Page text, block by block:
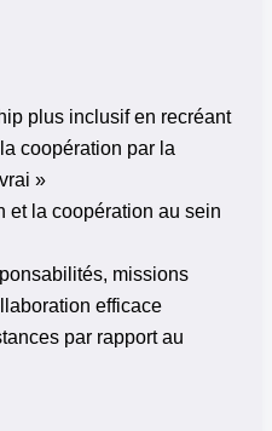
plus inclusif en recréant
coopération par la
»
et la coopération au sein
missions
efficace
par rapport au